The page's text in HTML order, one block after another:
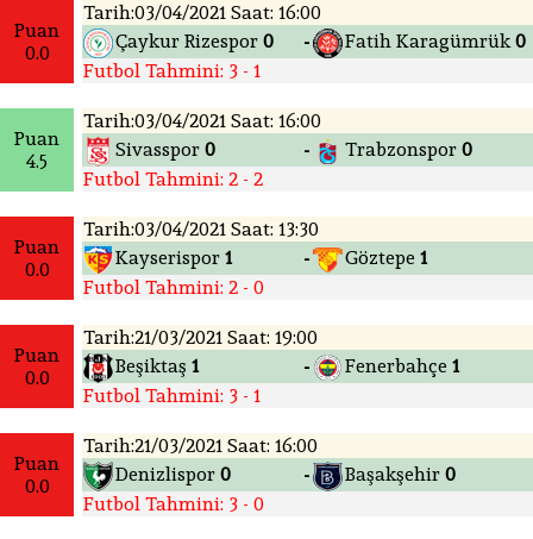
Puan
0.0
Tarih:03/04/2021 Saat: 16:00
Çaykur Rizespor 0 - Fatih Karagümrük 0
Futbol Tahmini: 3 - 1
Puan
4.5
Tarih:03/04/2021 Saat: 16:00
Sivasspor 0 - Trabzonspor 0
Futbol Tahmini: 2 - 2
Puan
0.0
Tarih:03/04/2021 Saat: 13:30
Kayserispor 1 - Göztepe 1
Futbol Tahmini: 2 - 0
Puan
0.0
Tarih:21/03/2021 Saat: 19:00
Beşiktaş 1 - Fenerbahçe 1
Futbol Tahmini: 3 - 1
Puan
0.0
Tarih:21/03/2021 Saat: 16:00
Denizlispor 0 - Başakşehir 0
Futbol Tahmini: 3 - 0